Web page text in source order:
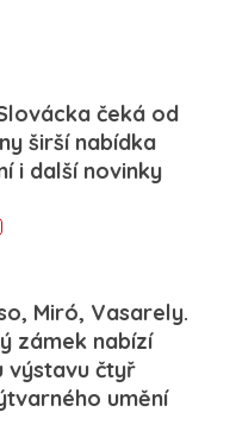
čeká od
širší nabídka
i další novinky
Miró, Vasarely.
zámek nabízí
výstavu čtyř
umění